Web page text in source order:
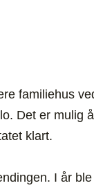
familiehus
Det er mulig
klart.
I år